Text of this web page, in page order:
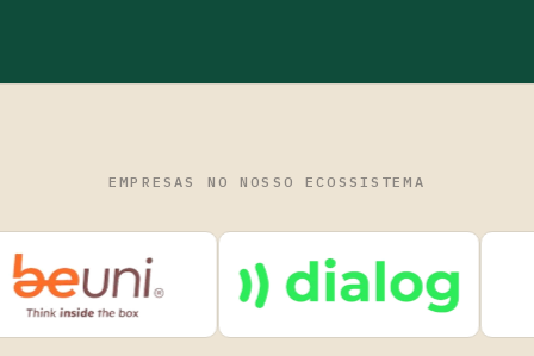
EMPRESAS NO NOSSO ECOSSISTEMA